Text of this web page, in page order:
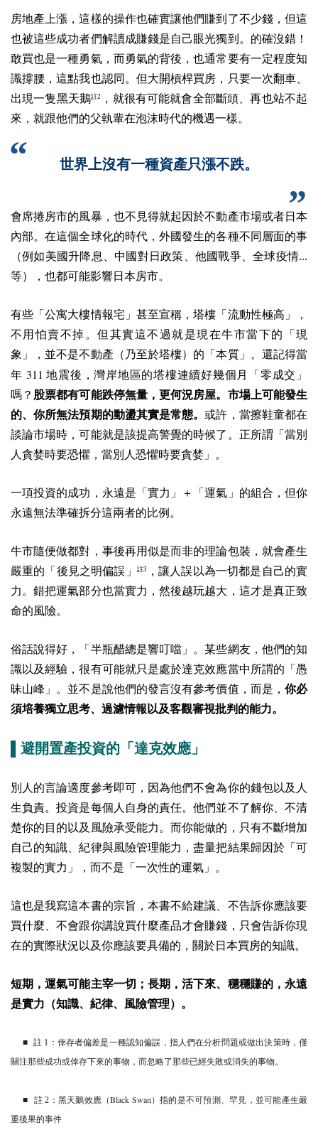
房地產上漲，這樣的操作也確實讓他們賺到了不少錢，但這
也被這些成功者們解讀成賺錢是自己眼光獨到。的確沒錯！
敢買也是一種勇氣，而勇氣的背後，也通常要有一定程度知
識撐腰，這點我也認同。但大開槓桿買房，只要一次翻車、
出現一隻黑天鵝註2
，就很有可能就會全部斷頭、再也站不起
來，就跟他們的父執輩在泡沫時代的機遇一樣。
世界上沒有一種資產只漲不跌。
會席捲房市的風暴，也不見得就起因於不動產市場或者日本
內部。在這個全球化的時代，外國發生的各種不同層面的事
（例如美國升降息、中國對日政策、他國戰爭、全球疫情...
等），也都可能影響日本房市。
有些「公寓大樓情報宅」甚至宣稱，塔樓「流動性極高」，
不用怕賣不掉。但其實這不過就是現在牛市當下的「現
象」，並不是不動產（乃至於塔樓）的「本質」。還記得當
年 311地震後，灣岸地區的塔樓連續好幾個月「零成交」
嗎？ 股票都有可能跌停無量，更何況房屋。市場上可能發生
的、你所無法預期的動盪其實是常態。或許，當擦鞋童都在
談論市場時，可能就是該提高警覺的時候了。正所謂「當別
人貪婪時要恐懼，當別人恐懼時要貪婪」。
一項投資的成功，永遠是「實力」＋「運氣」的組合，但你
永遠無法準確拆分這兩者的比例。
牛市隨便做都對，事後再用似是而非的理論包裝，就會產生
嚴重的「後見之明偏誤」
註3
，讓人誤以為一切都是自己的實
力。錯把運氣部分也當實力，然後越玩越大，這才是真正致
命的風險。
俗話說得好，「半瓶醋總是響叮噹」。某些網友，他們的知
識以及經驗，很有可能就只是處於達克效應當中所謂的「愚
昧山峰」。並不是說他們的發言沒有參考價值，而是， 你必
須培養獨立思考、過濾情報以及客觀審視批判的能力。
▌避開置產投資的「達克效應」
別人的言論適度參考即可，因為他們不會為你的錢包以及人
生負責。投資是每個人自身的責任。他們並不了解你、不清
楚你的目的以及風險承受能力。而你能做的，只有不斷增加
自己的知識、紀律與風險管理能力，盡量把結果歸因於「可
複製的實力」，而不是「一次性的運氣」。
這也是我寫這本書的宗旨，本書不給建議、不告訴你應該要
買什麼、不會跟你講說買什麼產品才會賺錢，只會告訴你現
在的實際狀況以及你應該要具備的，關於日本買房的知識。
短期，運氣可能主宰一切；長期，活下來、穩穩賺的，永遠
是實力（知識、紀律、風險管理）。
■註 1：倖存者偏差是一種認知偏誤，指人們在分析問題或做出決策時，僅
關注那些成功或倖存下來的事物，而忽略了那些已經失敗或消失的事物。
■ 註 2：黑天鵝效應（Black Swan）指的是不可預測、罕見，並可能產生嚴
重後果的事件